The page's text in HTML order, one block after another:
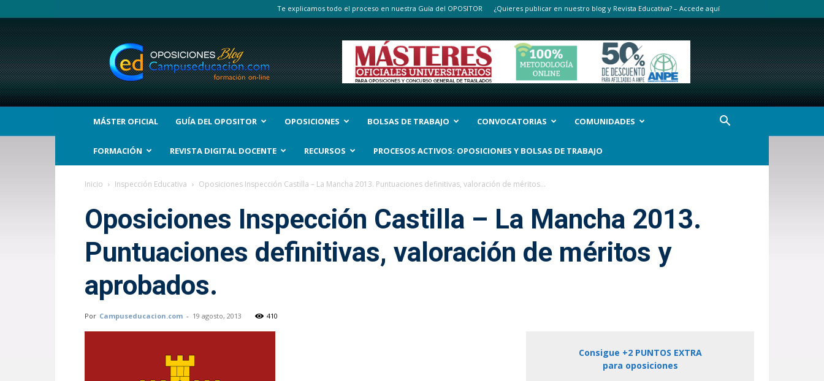
Te explicamos todo el proceso en nuestra Guía del OPOSITOR ¿Quieres publicar en nuestro blog y Revista Educativa? – Accede aquí
BLOG
Noticias
Oposiciones
y
bolsas
Trabajo
Interinos.
MÁSTER OFICIAL GUÍA DEL OPOSITOR OPOSICIONES BOLSAS DE TRABAJO CONVOCATORIAS COMUNIDADES
FORMACIÓN REVISTA DIGITAL DOCENTE RECURSOS PROCESOS ACTIVOS: OPOSICIONES Y BOLSAS DE TRABAJO
Inicio Inspección Educativa Oposiciones Inspección Castilla – La Mancha 2013. Puntuaciones definitivas, valoración de méritos...
Oposiciones Inspección Castilla – La Mancha 2013.
Puntuaciones definitivas, valoración de méritos y
aprobados.
Por Campuseducacion.com - 19 agosto, 2013 410
Consigue +2 PUNTOS EXTRA
para oposiciones